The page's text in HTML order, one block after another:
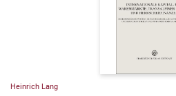
Heinrich Lang